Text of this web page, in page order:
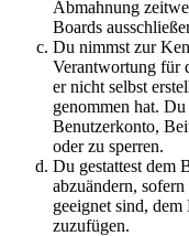
Abmahnung
Boards
Du nimmst zur
Verantwortung für
er nicht selbst
genommen hat.
Benutzerkonto,
oder zu sperren.
Du gestattest dem
abzuändern,
geeignet sind,
zuzufügen.